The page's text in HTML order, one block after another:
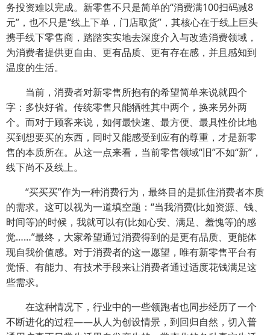
务投资难以完成。新零售不只是简单的“消费满100扫码减8
元”，也不只是“线上下单，门店取货”，其核心在于线上巨头
携手线下零售商，踏踏实实地去深度介入与改造消费领域，
为消费者提供更自由、更有品质、更有存在感，并且感知到
温度的生活。
当前，消费者对新零售所抱有的希望简单来说就四个
字：多快好省。传统零售只能牺牲其中两个，换来另外两
个。而对于顾客来说，如何最快速、最方便、最具性价比地
买到想要买的东西，同时又能感受到应有的尊重，才是新零
售的本质所在。从这一点来看，当前零售领域“旧”不如“新”，
线下尚不及线上。
“买买买”作为一种消费行为，最终目的是抓住消费者本质
的需求。这可以视为一道填空题：“当我消费(比如资源、钱、
时间等)的时候，我就可以有(比如心安、满足、羞愧等)的感
觉……”最终，大家希望通过消费得到的是更有品质、更能体
现自我价值感。对于消费者的这一愿望，唯有新零售平台有
觉悟、有能力、有技术手段来让消费者通过适度花钱满足这
些需求。
在这种情况下，行业中的一些领跑者也同步经历了一个
不断进化的过程——从人为创设情景，到回归自然，切入普